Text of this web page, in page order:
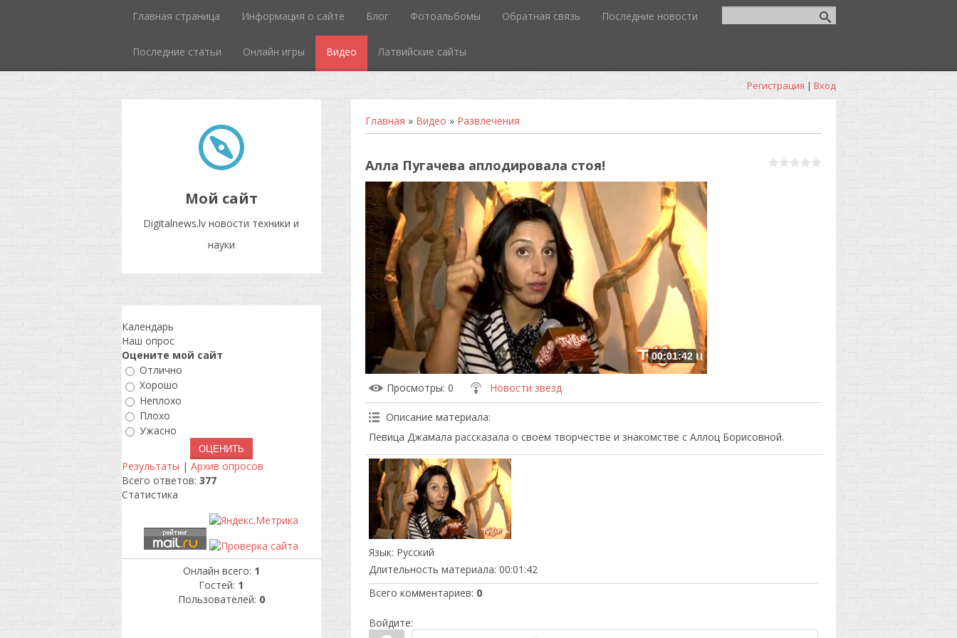
Главная страница Информация о сайте Блог Фотоальбомы Обратная связь Последние новости
Последние статьи Онлайн игры Видео Латвийские сайты
Регистрация | Вход
Мой сайт
Digitalnews.lv новости техники и
науки
Главная » Видео » Развлечения
Алла Пугачева аплодировала стоя!
00:01:42
Просмотры: 0 Новости звезд
Описание материала:
Певица Джамала рассказала о своем творчестве и знакомстве с Аллоц Борисовной.
Язык: Русский
Длительность материала: 00:01:42
Всего комментариев: 0
Войдите:
Календарь
Наш опрос
Оцените мой сайт
Отлично
Хорошо
Неплохо
Плохо
Ужасно
Результаты | Архив опросов
Всего ответов: 377
Статистика
Онлайн всего: 1
Гостей: 1
Пользователей: 0